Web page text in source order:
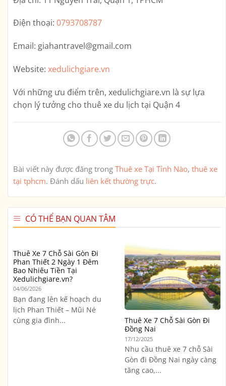
Điện thoại: 0793708787
Email: giahantravel@gmail.com
Website: xedulichgiare.vn
Với những ưu điểm trên, xedulichgiare.vn là sự lựa
chọn lý tưởng cho thuê xe du lịch tại Quận 4
Bài viết này được đăng trong Thuê xe Tại Tỉnh Nào, thuê xe
tại tphcm. Đánh dấu liên kết thường trực.
CÓ THỂ BẠN QUAN TÂM
Thuê Xe 7 Chỗ Sài Gòn Đi
Phan Thiết 2 Ngày 1 Đêm
Bao Nhiêu Tiền Tại
Xedulichgiare.vn?
04/06/2026
Bạn đang lên kế hoạch du
lịch Phan Thiết – Mũi Né
cùng gia đình...
Thuê Xe 7 Chỗ Sài Gòn Đi
Đồng Nai
17/12/2025
Nhu cầu thuê xe 7 chỗ Sài
Gòn đi Đồng Nai ngày càng
tăng cao,...